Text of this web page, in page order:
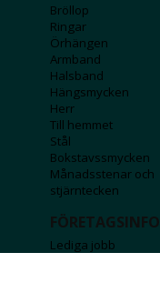
Bröllop
Ringar
Örhängen
Armband
Halsband
Hängsmycken
Herr
Till hemmet
Stål
Bokstavssmycken
Månadsstenar och
stjärntecken
FÖRETAGSINFO
Lediga jobb